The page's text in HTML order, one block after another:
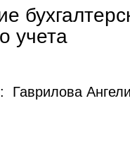
учета
Гаврилова